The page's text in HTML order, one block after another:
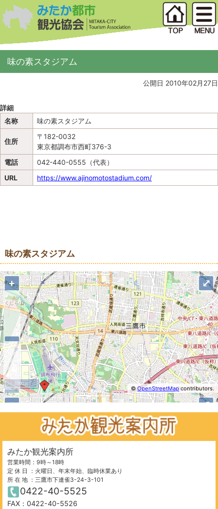
味の素スタジアム
公開日 2010年02月27日
詳細
名称
味の素スタジアム
住所
〒182-0032
東京都調布市西町376-3
電話
042-440-0555（代表）
URL
https://www.ajinomotostadium.com/
味の素スタジアム
+
−
©OpenStreetMapcontributors.
1000 m
⤢
+
1000 m
⤢
みたか観光案内所
営業時間：9時～18時
定 休 日 ：火曜日、年末年始、臨時休業あり
所 在 地 ：三鷹市下連雀3-24-3-101
0422-40-5525
FAX：0422-40-5526